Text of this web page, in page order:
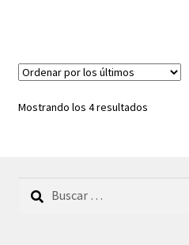
Mostrando los 4 resultadosOrdenado
Buscar: